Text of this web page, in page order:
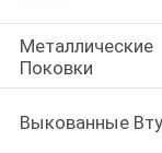
Металлические
Поковки
Выкованные